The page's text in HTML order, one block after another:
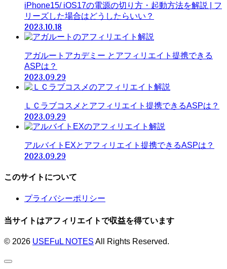
iPhone15/ iOS17の電源の切り方・起動方法を解説 | フ
リーズした場合はどうしたらいい？
2023.10.18
アガルートアカデミー とアフィリエイト提携できる
ASPは？
2023.09.29
ＬＣラブコスメとアフィリエイト提携できるASPは？
2023.09.29
アルバイトEXとアフィリエイト提携できるASPは？
2023.09.29
このサイトについて
プライバシーポリシー
当サイトはアフィリエイトで収益を得ています
© 2026 USEFuL NOTES All Rights Reserved.